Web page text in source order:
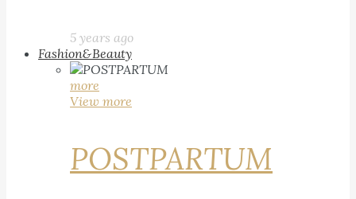
5 years ago
Fashion&Beauty
more
View more
POSTPARTUM